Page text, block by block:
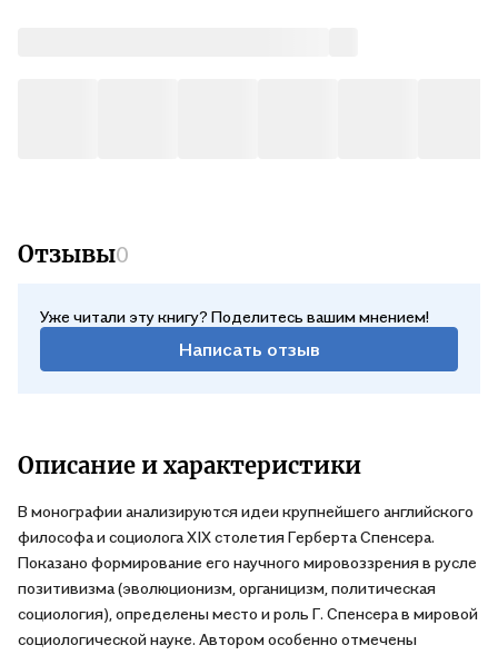
Отзывы0
Уже читали эту книгу? Поделитесь вашим мнением!
Написать отзыв
Описание и характеристики
В монографии анализируются идеи крупнейшего английского
философа и социолога XIX столетия Герберта Спенсера.
Показано формирование его научного мировоззрения в русле
позитивизма (эволюционизм, органицизм, политическая
социология), определены место и роль Г. Спенсера в мировой
социологической науке. Автором особенно отмечены